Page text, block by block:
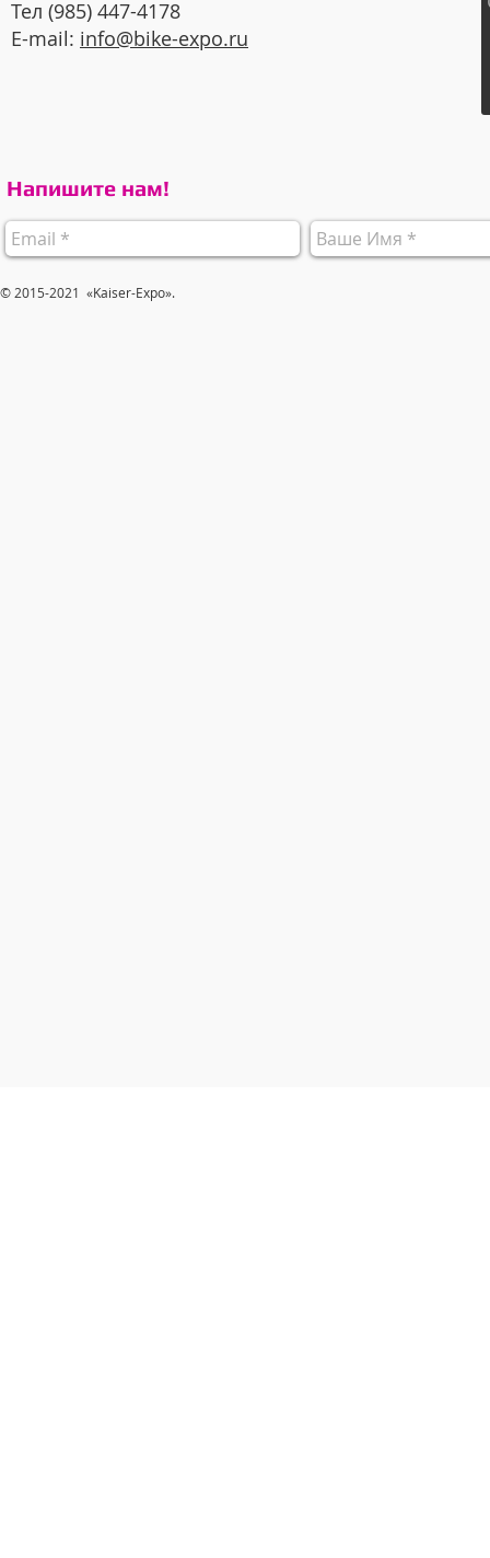
Тел (985) 447-4178
E-mail: info@bike-expo.ru
Напишите нам!
© 2015-2021 «Kaiser-Expo».